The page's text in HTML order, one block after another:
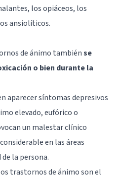
los opiáceos, los
ansiolíticos.
de ánimo tambiénse
o bien durante la
aparecersíntomas depresivos
elevado, eufórico o
un malestar clínico
en las áreas
la persona.
trastornos de ánimo son el